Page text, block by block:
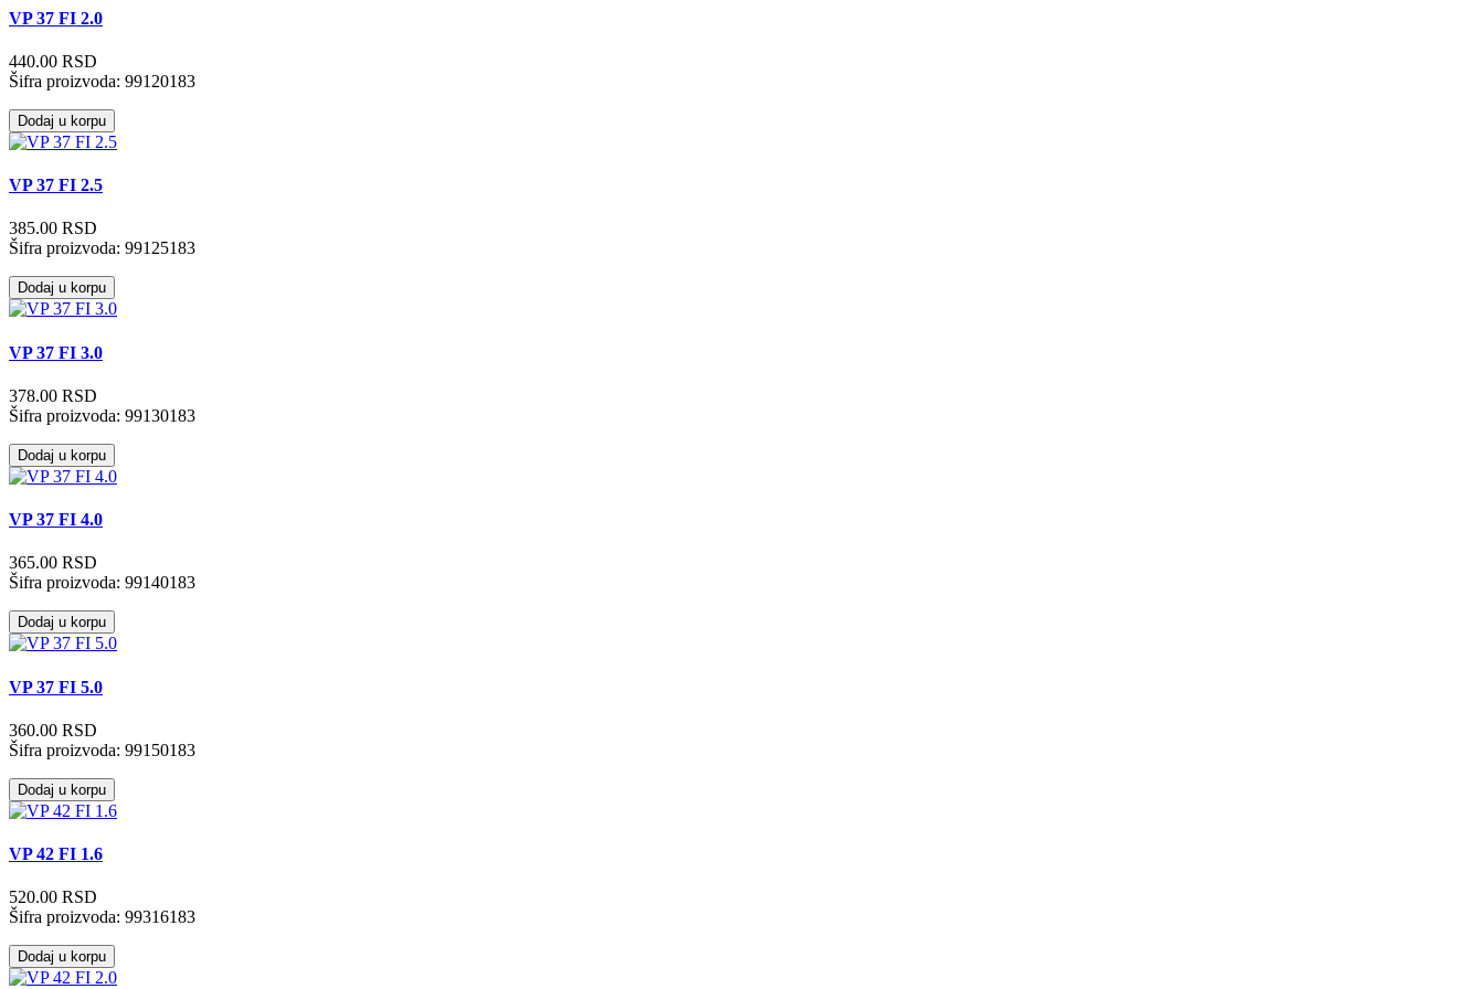
VP 37 FI 2.0
440.00 RSD
Šifra proizvoda: 99120183
Dodaj u korpu
VP 37 FI 2.5
385.00 RSD
Šifra proizvoda: 99125183
Dodaj u korpu
VP 37 FI 3.0
378.00 RSD
Šifra proizvoda: 99130183
Dodaj u korpu
VP 37 FI 4.0
365.00 RSD
Šifra proizvoda: 99140183
Dodaj u korpu
VP 37 FI 5.0
360.00 RSD
Šifra proizvoda: 99150183
Dodaj u korpu
VP 42 FI 1.6
520.00 RSD
Šifra proizvoda: 99316183
Dodaj u korpu